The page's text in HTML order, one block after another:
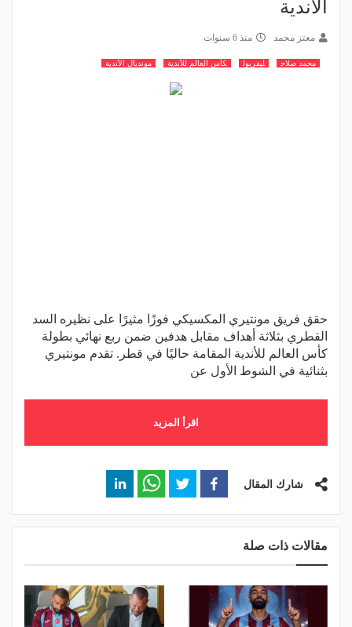
الأندية
معتز محمد منذ 6 سنوات
محمد صلاح ليفربول كأس العالم للأندية مونديال الأندية
حقق فريق مونتيري المكسيكي فوزًا مثيرًا على نظيره السد
القطري بثلاثة أهداف مقابل هدفين ضمن ربع نهائي بطولة
كأس العالم للأندية المقامة حاليًا في قطر. تقدم مونتيري
بثنائية في الشوط الأول عن
اقرأ المزيد
شارك المقال
مقالات ذات صلة